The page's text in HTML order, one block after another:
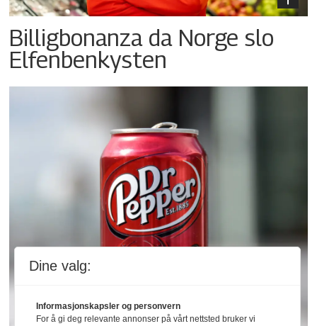
Billigbonanza da Norge slo
Elfenbenkysten
Dine valg:
Informasjonskapsler og personvern
For å gi deg relevante annonser på vårt nettsted bruker vi